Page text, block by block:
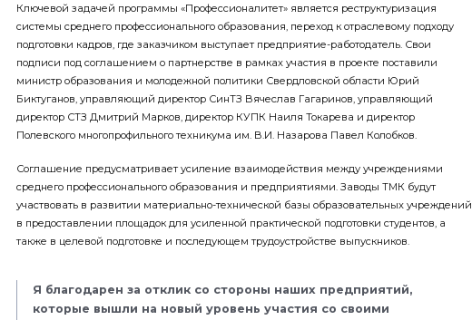
Ключевой задачей программы «Профессионалитет» является реструктуризация
системы среднего профессионального образования, переход к отраслевому подходу
подготовки кадров, где заказчиком выступает предприятие-работодатель. Свои
подписи под соглашением о партнерстве в рамках участия в проекте поставили
министр образования и молодежной политики Свердловской области Юрий
Биктуганов, управляющий директор СинТЗ Вячеслав Гагаринов, управляющий
директор СТЗ Дмитрий Марков, директор КУПК Наиля Токарева и директор
Полевского многопрофильного техникума им. В.И. Назарова Павел Колобков.
Соглашение предусматривает усиление взаимодействия между учреждениями
среднего профессионального образования и предприятиями. Заводы ТМК будут
участвовать в развитии материально-технической базы образовательных учреждений,
в предоставлении площадок для усиленной практической подготовки студентов, а
также в целевой подготовке и последующем трудоустройстве выпускников.
Я благодарен за отклик со стороны наших предприятий,
которые вышли на новый уровень участия со своими